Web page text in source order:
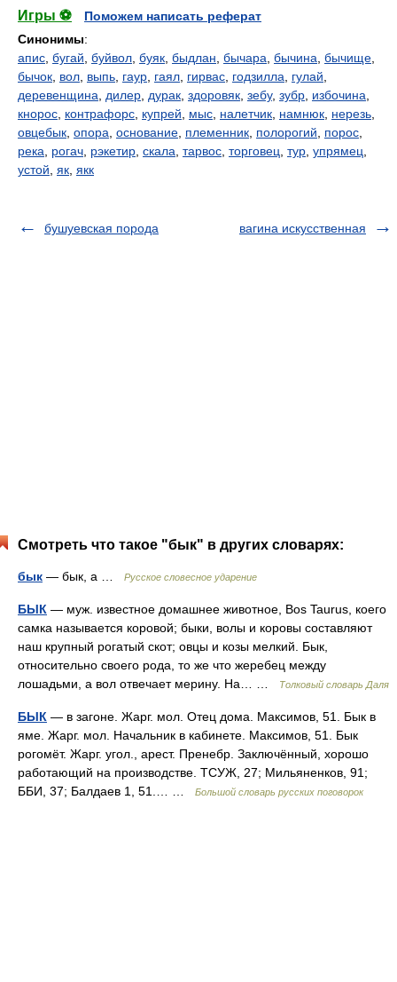
Игры ⚽
Поможем написать реферат
Синонимы:
апис бугай буйвол буяк быдлан бычара бычина бычище
бычок вол выпь гаур гаял гирвас годзилла гулай
деревенщина
дилер дурак здоровяк зебу, зубр избочина
кнорос контрафорс купрей мыс налетчик намнюк нерезь
овцебык опора основание племенник полорогий порос
река
рогач рэкетир скала тарвос торговец тур упрямец
устой як якк
бушуевская порода вагина искусственная
Смотреть что такое "бык" в других словарях:
бык — бык, а … Русское словесное ударение
БЫК — муж. известное домашнее животное, Bos Taurus, коего
самка называется коровой; быки, волы и коровы составляют
наш крупный рогатый скот; овцы и козы мелкий. Бык,
относительно своего рода, то же что жеребец между
лошадьми, а вол отвечает мерину. На… …
Толковый словарь Даля
БЫК — в загоне. Жарг. мол. Отец дома. Максимов, 51. Бык в
яме. Жарг. мол. Начальник в кабинете. Максимов, 51. Бык
рогомёт. Жарг. угол., арест. Пренебр. Заключённый, хорошо
работающий на производстве. ТСУЖ, 27; Мильяненков, 91;
ББИ, 37; Балдаев 1, 51.… …
Большой словарь русских поговорок